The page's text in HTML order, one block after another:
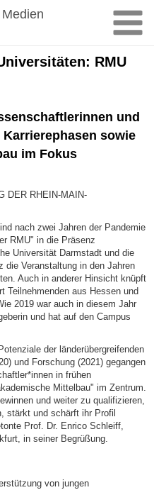
RMU
und
sowie
im Fokus
DER RHEIN-MAIN-
nach zwei Jahren der Pandemie
RMU" in die Präsenz
Universität Darmstadt und die
die Veranstaltung in den Jahren
Auch in anderer Hinsicht knüpft
Teilnehmenden aus Hessen und
2019 war auch in diesem Jahr
und hat auf den Campus
der länderübergreifenden
und Forschung (2021) gegangen
in frühen
Mittelbau" im Zentrum.
und weiter zu qualifizieren,
stärkt und schärft ihr Profil
Prof. Dr. Enrico Schleiff,
in seiner Begrüßung.
von jungen